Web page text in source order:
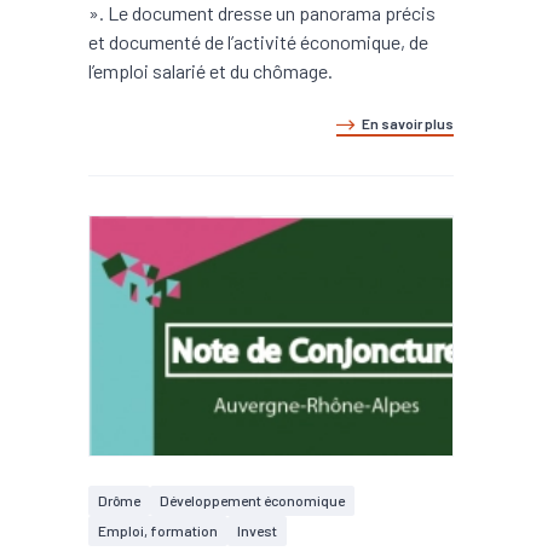
». Le document dresse un panorama précis
et documenté de l’activité économique, de
l’emploi salarié et du chômage.
En savoir plus
Drôme
Développement économique
Emploi, formation
Invest